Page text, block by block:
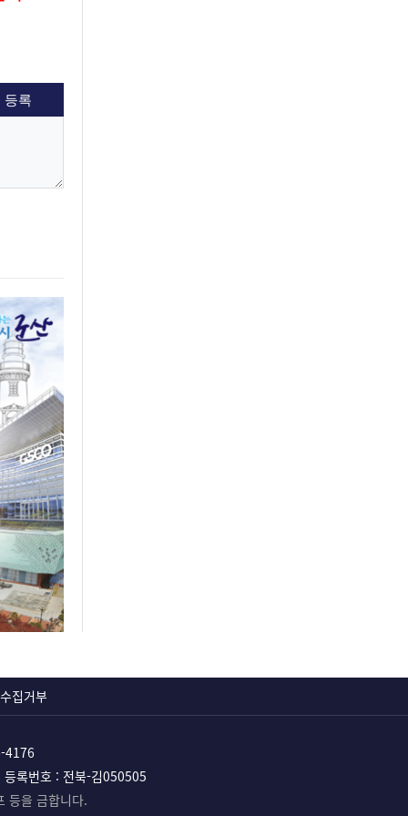
집거부
4176
등록번호 : 전북-김050505
등을 금합니다.